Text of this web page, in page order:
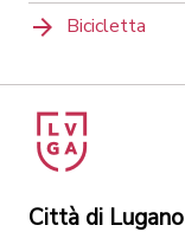
Bicicletta
Città di Lugano